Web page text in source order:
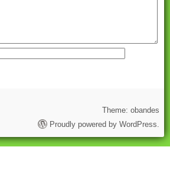
Theme: obandes
Proudly powered by WordPress.